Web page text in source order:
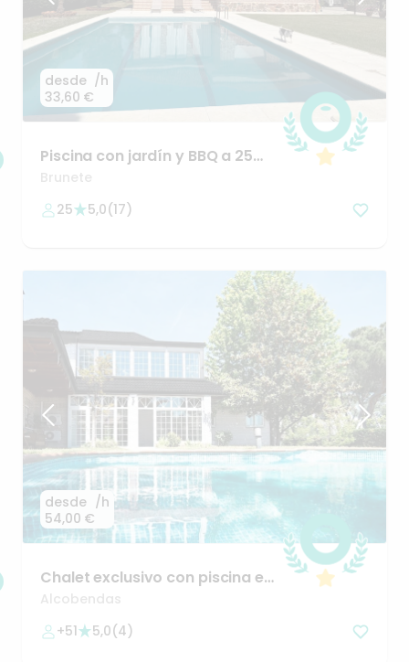
desde
33,60 €
/h
Piscina con jardín y BBQ a 25
minutos
Brunete
25
5,0(17)
desde
54,00 €
/h
Chaletexclusivo con piscina en
La
Moraleja
Alcobendas
+51
5,0(4)